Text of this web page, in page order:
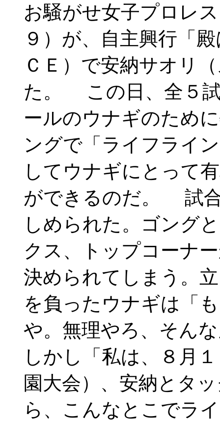
お騒がせ女子プロレ
９）が、自主興行「
ＣＥ）で安納サオリ
た。 この日、全５
ールのウナギのため
ングで「ライフライ
してウナギにとって
ができるのだ。 試
しめられた。ゴング
クス、トップコーナ
決められてしまう。
を負ったウナギは「
や。無理やろ、そん
しかし「私は、８月
園大会）、安納とタ
ら、こんなとこでラ